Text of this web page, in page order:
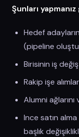
Şunları
Hedef
(pipeline
Birisinin iş
Rakip işe
Alumni ağlarını
Ince satın
başlık